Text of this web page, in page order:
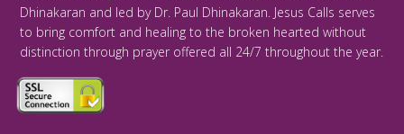
Dhinakaran and led by Dr. Paul Dhinakaran. Jesus Calls serves
to bring comfort and healing to the broken hearted without
distinction through prayer offered all 24/7 throughout the year.